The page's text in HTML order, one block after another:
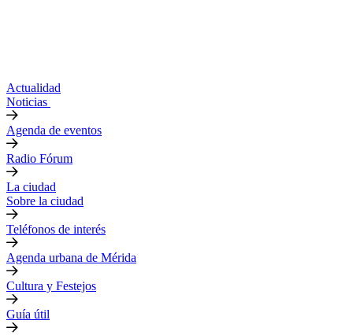
Actualidad
Noticias
Agenda de eventos
Radio Fórum
La ciudad
Sobre la ciudad
Teléfonos de interés
Agenda urbana de Mérida
Cultura y Festejos
Guía útil